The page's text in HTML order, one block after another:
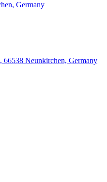
Germany
66538 Neunkirchen, Germany